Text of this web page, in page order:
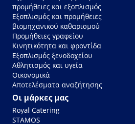
προμήθειες και εξοπλισμός
Εξοπλισμός και προμήθειες
βιομηχανικού καθαρισμού
Προμήθειες γραφείου
Κινητικότητα και φροντίδα
Εξοπλισμός ξενοδοχείου
Αθλητισμός και υγεία
Οικονομικά
Αποτελέσματα αναζήτησης
Οι μάρκες μας
Royal Catering
STAMOS